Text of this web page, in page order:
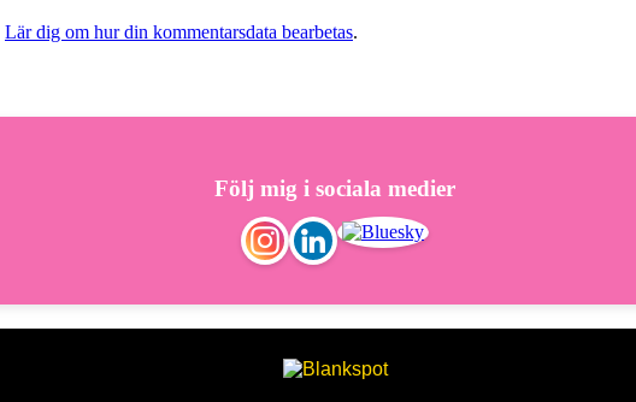
Lär dig om hur din kommentarsdata bearbetas.
Följ mig i sociala medier